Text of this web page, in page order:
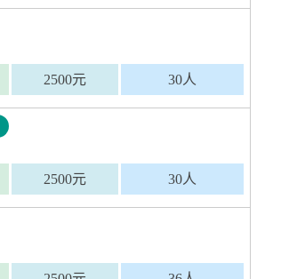
2500元 30人
2500元 30人